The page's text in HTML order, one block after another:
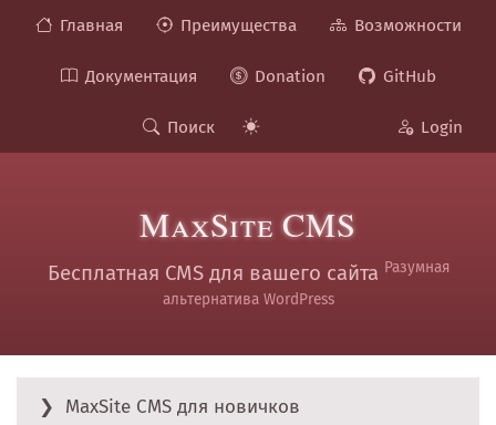
Главная Преимущества Возможности
Документация Donation GitHub
Поиск Login
MaxSite CMS
Бесплатная CMS для вашего сайта Разумная
альтернатива WordPress
MaxSite CMS для новичков